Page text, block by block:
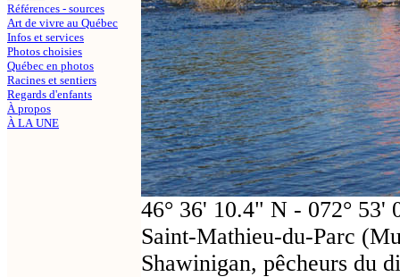
Références - sources
Art de vivre au Québec
Infos et services
Photos choisies
Québec en photos
Racines et sentiers
Regards d'enfants
À propos
À LA UNE
46° 36' 10.4" N - 072° 53'
Saint-Mathieu-du-Parc
Shawinigan, pêcheurs du